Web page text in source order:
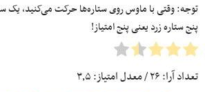
توجه: وقتی با ماوس روی ستاره‌ها حرکت می‌کنید، یک
پنج ستاره زرد یعنی پنج امتیاز!
تعداد آرا:۲۶/ معدل امتیاز:۳٫۵